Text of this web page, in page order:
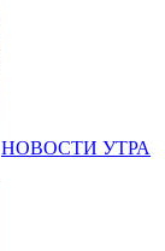
НОВОСТИ УТРА